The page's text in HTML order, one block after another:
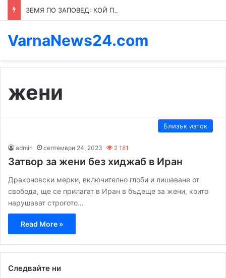
VarnaNews24.com
жени
Близък изток
admin септември 24, 2023 2 181
Затвор за жени без хиджаб в Иран
Драконовски мерки, включително глоби и лишаване от
свобода, ще се прилагат в Иран в бъдеще за жени, които
нарушават строгото…
Read More »
Следвайте ни